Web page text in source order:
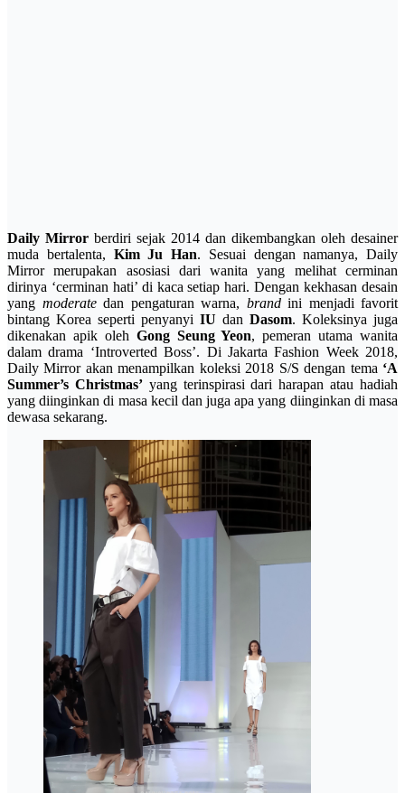
Daily Mirror berdiri sejak 2014 dan dikembangkan oleh desainer
muda bertalenta, Kim Ju Han. Sesuai dengan namanya, Daily
Mirror merupakan asosiasi dari wanita yang melihat cerminan
dirinya ‘cerminan hati’ di kaca setiap hari. Dengan kekhasan desain
yang moderatedan pengaturan warna, brand ini menjadi favorit
bintang Korea seperti penyanyi IU dan Dasom. Koleksinya juga
dikenakan apik oleh Gong Seung Yeon, pemeran utama wanita
dalam drama ‘Introverted Boss’. Di Jakarta Fashion Week 2018,
Daily Mirror akan menampilkan koleksi 2018 S/S dengan tema ‘A
Summer’s Christmas’yang terinspirasi dari harapan atau hadiah
yang diinginkan di masa kecil dan juga apa yang diinginkan di masa
dewasa sekarang.